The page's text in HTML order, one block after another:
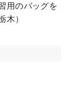
用のバッグを
木）